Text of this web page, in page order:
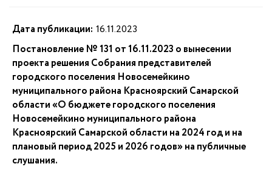
Дата публикации: 16.11.2023
Постановление № 131 от 16.11.2023 о вынесении
проекта решения Собрания представителей
городского поселения Новосемейкино
муниципального района Красноярский Самарской
области «О бюджете городского поселения
Новосемейкино муниципального района
Красноярский Самарской области на 2024 год и на
плановый период 2025 и 2026 годов» на публичные
слушания.